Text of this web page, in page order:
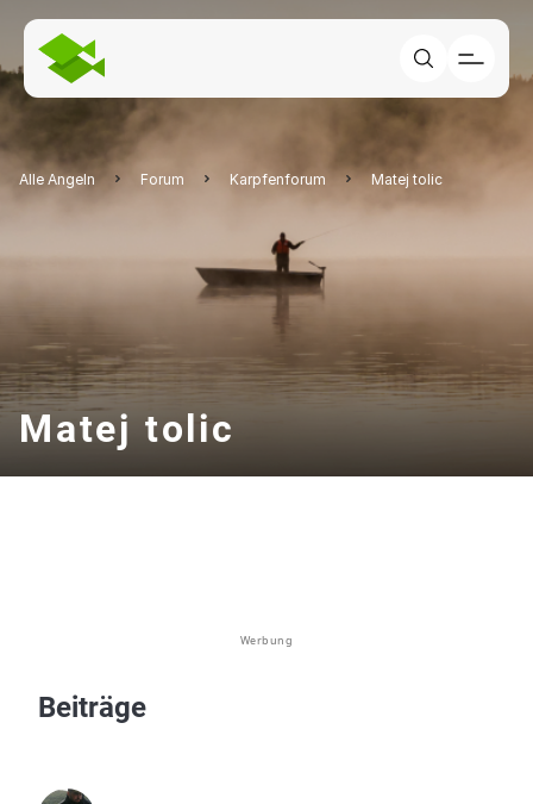
Alle Angeln Forum Karpfenforum Matej tolic
Matej tolic
Werbung
Beiträge